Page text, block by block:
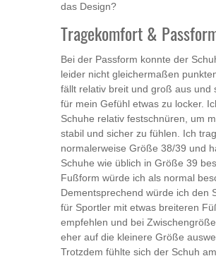
das Design?
Tragekomfort &
Bei der Passform konnte der
leider nicht gleichermaßen
fällt relativ breit und groß aus und
für mein Gefühl etwas zu locker.
Schuhe relativ festschnüren, um
stabil und sicher zu fühlen. Ich
normalerweise Größe 38/39 und
Schuhe wie üblich in Größe 39
Fußform würde ich als normal
Dementsprechend würde ich den
für Sportler mit etwas breiteren
empfehlen und bei
eher auf die kleinere Größe
Trotzdem fühlte sich der Schuh